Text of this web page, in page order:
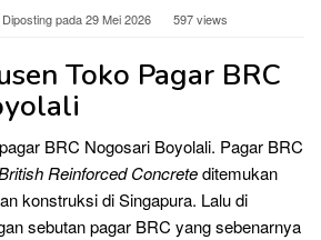
Diposting pada29 Mei 2026 597 views
Toko Pagar BRC
BRC Nogosari Boyolali. Pagar BRC
Reinforced Concreteditemukan
konstruksi di Singapura. Lalu di
sebutan pagar BRC yang sebenarnya